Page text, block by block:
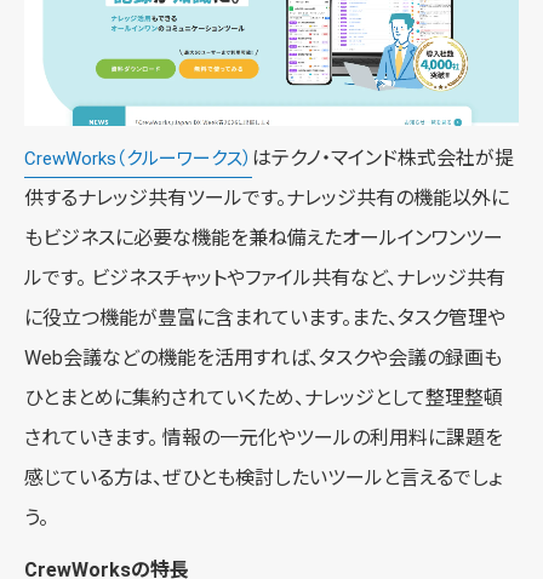
CrewWorks（クルーワークス） はテクノ・マインド株式会社が提
供するナレッジ共有ツールです。ナレッジ共有の機能以外に
もビジネスに必要な機能を兼ね備えたオールインワンツー
ルです。 ビジネスチャットやファイル共有など、ナレッジ共有
に役立つ機能が豊富に含まれています。また、タスク管理や
Web会議などの機能を活用すれば、タスクや会議の録画も
ひとまとめに集約されていくため、ナレッジとして整理整頓
されていきます。 情報の一元化やツールの利用料に課題を
感じている方は、ぜひとも検討したいツールと言えるでしょ
う。
CrewWorksの特長